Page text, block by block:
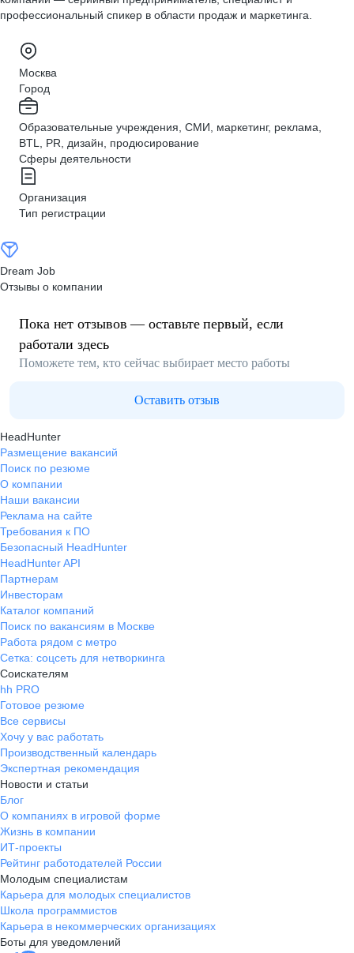
профессиональный спикер в области продаж и маркетинга.
Москва
Город
Образовательные учреждения, СМИ, маркетинг, реклама,
BTL, PR, дизайн, продюсирование
Сферы деятельности
Организация
Тип регистрации
Dream Job
Отзывы о компании
Пока нет отзывов — оставьте первый, если
работали здесь
Поможете тем, кто сейчас выбирает место работы
Оставить отзыв
HeadHunter
Размещение вакансий
Поиск по резюме
О компании
Наши вакансии
Реклама на сайте
Требования к ПО
Безопасный HeadHunter
HeadHunter API
Партнерам
Инвесторам
Каталог компаний
Поиск по вакансиям в Москве
Работа рядом с метро
Сетка: соцсеть для нетворкинга
Соискателям
hh PRO
Готовое резюме
Все сервисы
Хочу у вас работать
Производственный календарь
Экспертная рекомендация
Новости и статьи
Блог
О компаниях в игровой форме
Жизнь в компании
ИТ-проекты
Рейтинг работодателей России
Молодым специалистам
Карьера для молодых специалистов
Школа программистов
Карьера в некоммерческих организациях
Боты для уведомлений